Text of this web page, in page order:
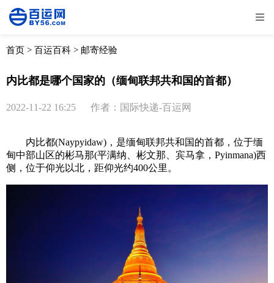
全部 物流资讯
取消 确定
首页 > 百运百科 > 邮寄经验
内比都是哪个国家的（缅甸联邦共和国的首都）
2022-11-22 16:25 作者：国际快递-百运网
内比都(Naypyidaw)，是缅甸联邦共和国的首都，位于缅
甸中部山区的彬马那(平满纳、彬文那、宾马拿，Pyinmana)西
侧，位于仰光以北，距仰光约400公里。